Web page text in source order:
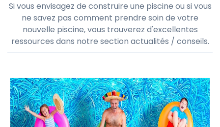
Si vous envisagez de construire une piscine ou si vous
ne savez pas comment prendre soin de votre
nouvelle piscine, vous trouverez d'excellentes
ressources dans notre section actualités / conseils.